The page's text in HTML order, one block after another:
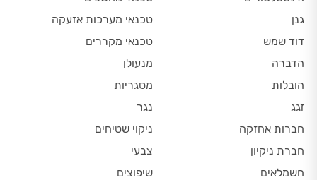
גנן
דוד שמש
הדברה
הובלות
זגג
חברות אחזקה
חברת ניקיון
חשמלאים
טכנאי מערכות אזעקה
טכנאי מקררים
מנעולן
מסגריות
נגר
ניקוי שטיחים
צבעי
שיפוצים